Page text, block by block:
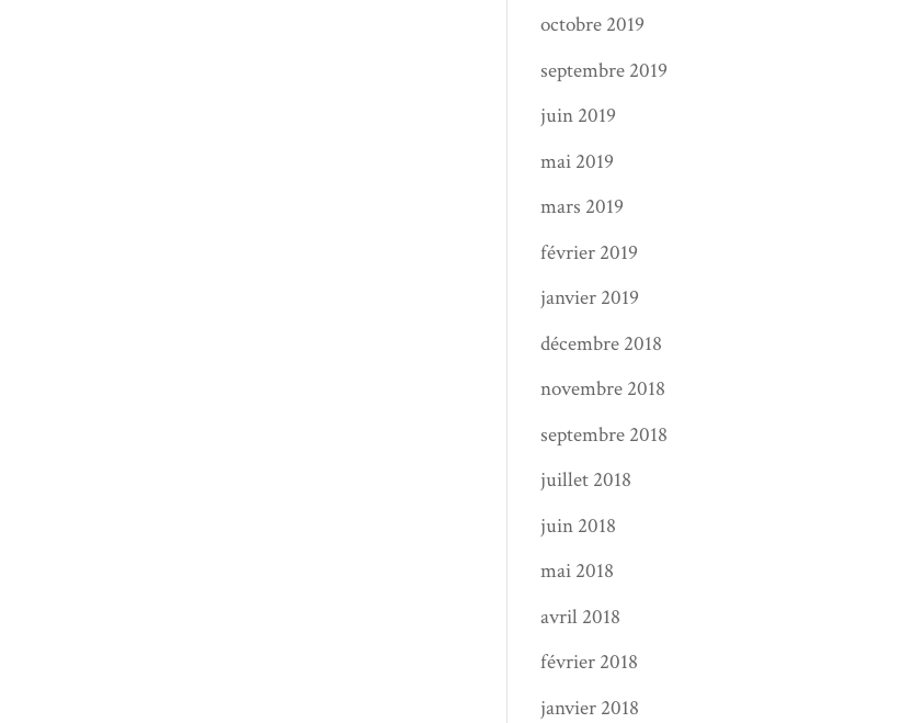
octobre 2019
septembre 2019
juin 2019
mai 2019
mars 2019
février 2019
janvier 2019
décembre 2018
novembre 2018
septembre 2018
juillet 2018
juin 2018
mai 2018
avril 2018
février 2018
janvier 2018